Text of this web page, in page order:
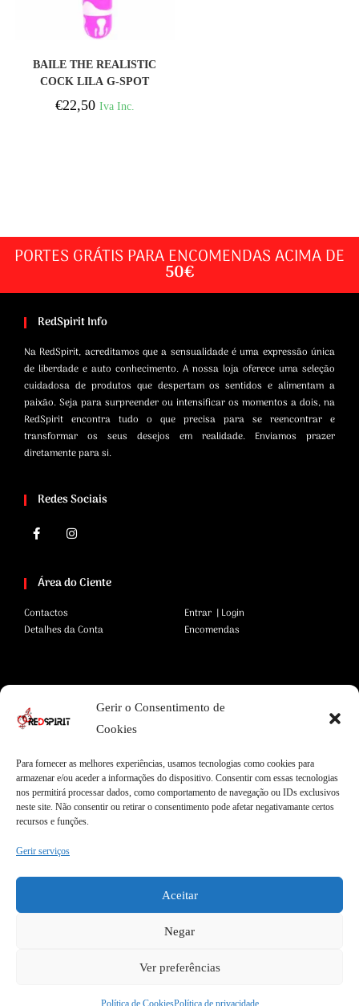
Gerir o Consentimento de
Cookies
Para fornecer as melhores experiências, usamos tecnologias como cookies para
armazenar e/ou aceder a informações do dispositivo. Consentir com essas tecnologias
nos permitirá processar dados, como comportamento de navegação ou IDs exclusivos
neste site. Não consentir ou retirar o consentimento pode afetar negativamante certos
recursos e funções.
Gerir serviços
Aceitar
Negar
Ver preferências
Política de CookiesPolítica de privacidade
BAILE THE REALISTIC
COCK LILA G-SPOT
21.8CM
€22,50 Iva Inc.
PORTES GRÁTIS PARA ENCOMENDAS ACIMA DE
50€
RedSpirit Info
Na RedSpirit, acreditamos que a sensualidade é uma expressão única
de liberdade e auto conhecimento. A nossa loja oferece uma seleção
cuidadosa de produtos que despertam os sentidos e alimentam a
paixão. Seja para surpreender ou intensificar os momentos a dois, na
RedSpirit encontra tudo o que precisa para se reencontrar e
transformar os seus desejos em realidade. Enviamos prazer
diretamente para si.
Redes Sociais
Área do Ciente
Contactos
Detalhes da Conta
Entrar | Login
Encomendas
Termos e Condições
Cookies
Livro de Reclamações
Garantias
Entregas Express
COPYRIGHT © 2026 REDSPIRIT | DESIGN BY